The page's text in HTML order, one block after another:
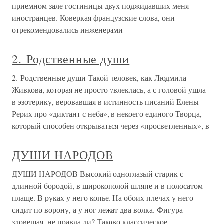
приемном зале гостиницы двух поджидавших меня
иностранцев. Коверкая французские слова, они
отрекомендовались инженерами —
2. Родственные души
2. Родственные души Такой человек, как Людмила
Живкова, которая не просто увлеклась, а с головой ушла
в эзотерику, веровавшая в истинность писаний Елены
Рерих про «диктант с неба», в некоего единого Творца,
который способен открываться через «просветленных», в
ДУШИ НАРОДОВ
ДУШИ НАРОДОВ Высокий одноглазый старик с
длинной бородой, в широкополой шляпе и в полосатом
плаще. В руках у него копье. На обоих плечах у него
сидит по ворону, а у ног лежат два волка. Фигура
зловещая, не правда ли? Таково классическое